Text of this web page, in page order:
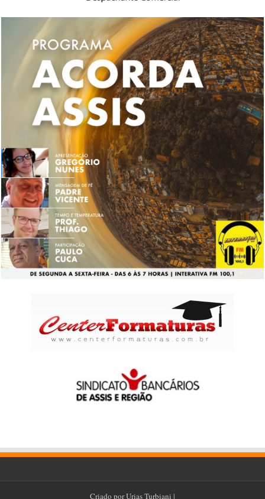
Criado porUrias Turbiani |